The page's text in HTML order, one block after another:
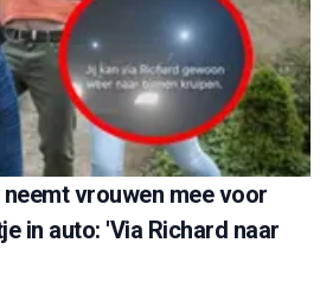
vrouwen mee voor
in auto: 'Via Richard naar